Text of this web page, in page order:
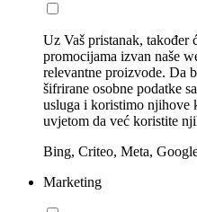
Uz Vaš pristanak, također
promocijama izvan naše
relevantne proizvode. Da
šifrirane osobne podatke
usluga i koristimo njihove
uvjetom da već koristite
Bing, Criteo, Meta,
Marketing